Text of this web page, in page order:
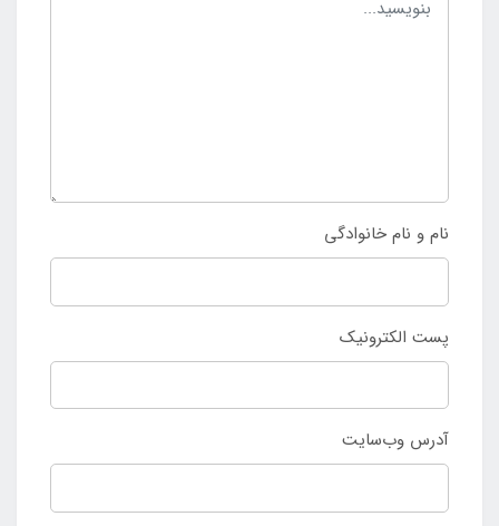
نام و نام خانوادگی
پست الکترونیک
آدرس وب‌سایت